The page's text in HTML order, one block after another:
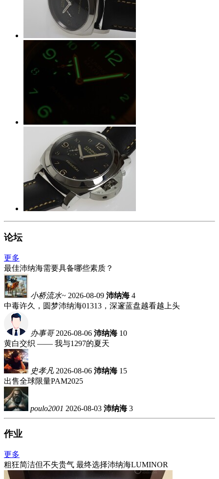
论坛
更多
最佳沛纳海需要具备哪些素质？
小桥流水~ 2026-08-09 沛纳海 4
中毒许久，圆梦沛纳海01313，深邃蓝盘越看越上头
办事哥 2026-08-06 沛纳海 10
黄白交织 —— 我与1297的夏天
史孝凡 2026-08-06 沛纳海 15
出售全球限量PAM2025
poulo2001 2026-08-03 沛纳海 3
作业
更多
粗狂简洁但不失贵气 最终选择沛纳海LUMINOR